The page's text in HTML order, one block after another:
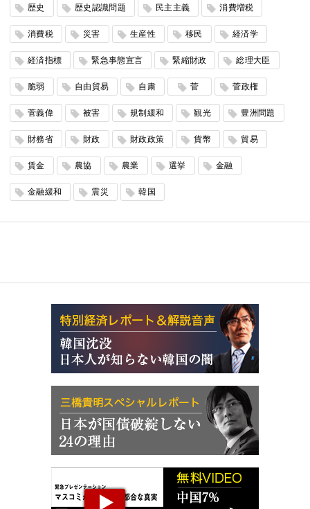
歴史 歴史認識問題 民主主義 消費増税
消費税 災害 生産性 移民 経済学
経済指標 緊急事態宣言 緊縮財政 総理大臣
脆弱 自由貿易 自粛 菅 菅政権
菅義偉 被害 規制緩和 観光 豊洲問題
財務省 財政 財政政策 貨幣 貿易
賃金 農協 農業 選挙 金融
金融緩和 震災 韓国